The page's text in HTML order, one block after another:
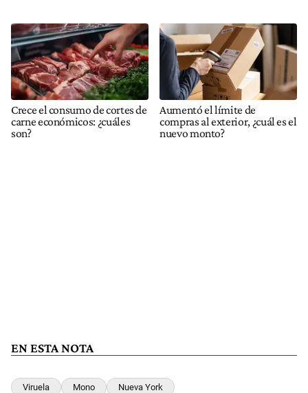
Crece el consumo de cortes de
carne económicos: ¿cuáles
son?
Aumentó el límite de
compras al exterior, ¿cuál es el
nuevo monto?
EN ESTA NOTA
Viruela Mono Nueva York